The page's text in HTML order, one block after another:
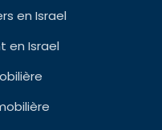
en Israel
en Israel